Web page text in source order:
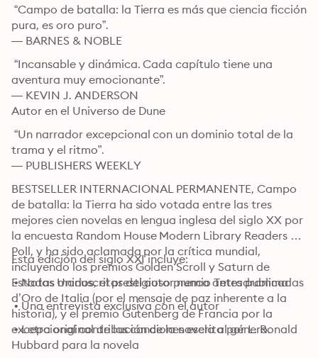
“Campo de batalla: la Tierra es más que ciencia ficción
pura, es oro puro”.
— BARNES & NOBLE
“Incansable y dinámica. Cada capítulo tiene una
aventura muy emocionante”.
— KEVIN J. ANDERSON
Autor en el Universo de Dune
“Un narrador excepcional con un dominio total de la
trama y el ritmo”.
— PUBLISHERS WEEKLY
BESTSELLER INTERNACIONAL PERMANENTE, Campo
de batalla: la Tierra ha sido votada entre las tres
mejores cien novelas en lengua inglesa del siglo XX por
la encuesta Random House Modern Library Readers
Poll, y ha sido aclamada por la crítica mundial,
incluyendo los premios Golden Scroll y Saturn de
Estados Unidos, el prestigioso premio Tetradramma
d’Oro de Italia (por el mensaje de paz inherente a la
historia), y el premio Gutenberg de Francia por la
excepcional contribución de la novela al género.
Esta edición del siglo XXI incluye:
• Notas manuscritas del autor nunca antes publicadas
• Una entrevista exclusiva con el autor
• Letra original de las canciones escrita por L. Ronald
Hubbard para la novela